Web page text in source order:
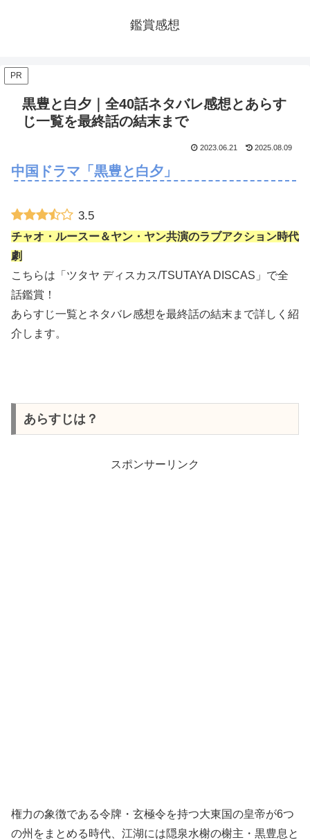
鑑賞感想
PR
黒豊と白夕｜全40話ネタバレ感想とあらす
じ一覧を最終話の結末まで
2023.06.21 2025.08.09
中国ドラマ「黒豊と白夕」
3.5
チャオ・ルースー＆ヤン・ヤン共演のラブアクション時代
劇
こちらは「ツタヤ ディスカス/TSUTAYA DISCAS」で全
話鑑賞！
あらすじ一覧とネタバレ感想を最終話の結末まで詳しく紹
介します。
あらすじは？
スポンサーリンク
権力の象徴である令牌・玄極令を持つ大東国の皇帝が6つ
の州をまとめる時代、江湖には隠泉水榭の榭主・黒豊息と